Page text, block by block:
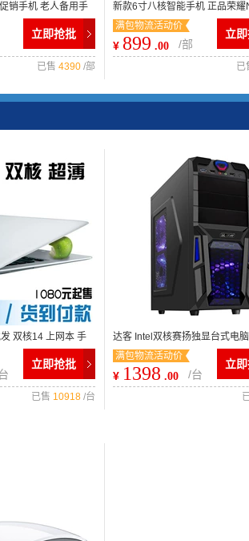
销手机 老人备用手
立即抢批
已售 4390 /部
新款6寸八核智能手机 正品荣耀
动联通双3G 厂家批发加盟
满包物流活动价
¥ 899 .00 /部
立
双核14 上网本 手
版
立即抢批
已售 10918 /台
达客 Intel双核赛扬独显台式电
独显台式DIY兼容机
满包物流活动价
¥ 1398 .00 /台
立